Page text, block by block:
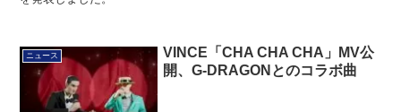
ニュース
VINCE「CHA CHA CHA」MV公
開、G-DRAGONとのコラボ曲